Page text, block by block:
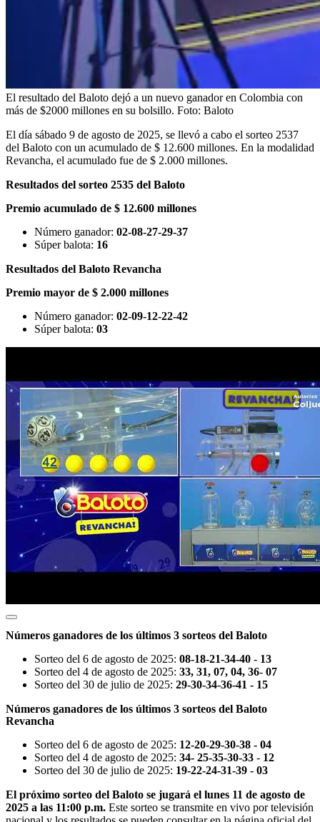
El resultado del Baloto dejó a un nuevo ganador en Colombia con
más de $2000 millones en su bolsillo. Foto: Baloto
El día sábado 9 de agosto de 2025, se llevó a cabo el sorteo 2537
del Baloto con un acumulado de $ 12.600 millones. En la modalidad
Revancha, el acumulado fue de $ 2.000 millones.
Resultados del sorteo 2535 del Baloto
Premio acumulado de $ 12.600 millones
Número ganador: 02-08-27-29-37
Súper balota: 16
Resultados del Baloto Revancha
Premio mayor de $ 2.000 millones
Número ganador: 02-09-12-22-42
Súper balota: 03
Números ganadores de los últimos 3 sorteos del Baloto
Sorteo del 6 de agosto de 2025: 08-18-21-34-40 - 13
Sorteo del 4 de agosto de 2025: 33, 31, 07, 04, 36- 07
Sorteo del 30 de julio de 2025: 29-30-34-36-41 - 15
Números ganadores de los últimos 3 sorteos del Baloto
Revancha
Sorteo del 6 de agosto de 2025: 12-20-29-30-38 - 04
Sorteo del 4 de agosto de 2025: 34- 25-35-30-33 - 12
Sorteo del 30 de julio de 2025: 19-22-24-31-39 - 03
El próximo sorteo del Baloto se jugará el lunes 11 de agosto de
2025 a las 11:00 p.m. Este sorteo se transmite en vivo por televisión